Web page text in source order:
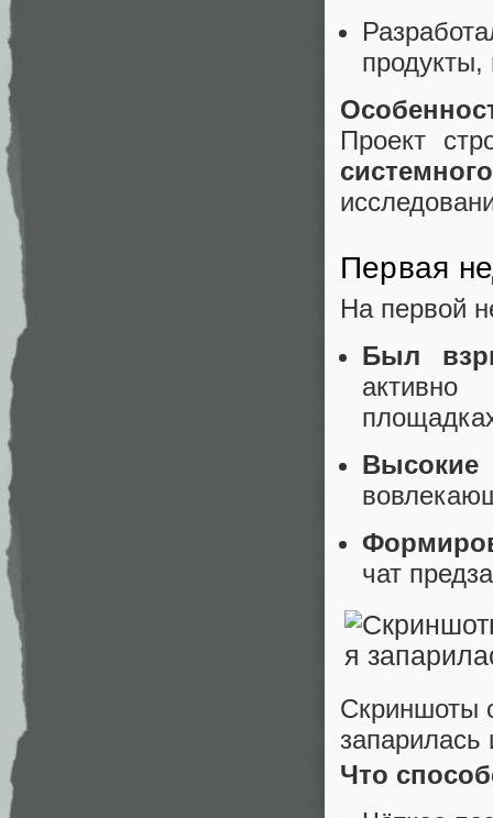
Проект
Первая
На первой
Был
активно
чат
Скриншоты
Что